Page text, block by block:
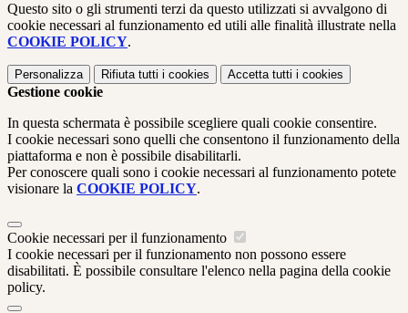
Questo sito o gli strumenti terzi da questo utilizzati si avvalgono di
cookie necessari al funzionamento ed utili alle finalità illustrate nella
COOKIE POLICY.
Personalizza Rifiuta tutti i cookies Accetta tutti i cookies
Gestione cookie
In questa schermata è possibile scegliere quali cookie consentire.
I cookie necessari sono quelli che consentono il funzionamento della
piattaforma e non è possibile disabilitarli.
Per conoscere quali sono i cookie necessari al funzionamento potete
visionare la COOKIE POLICY.
Cookie necessari per il funzionamento
I cookie necessari per il funzionamento non possono essere
disabilitati. È possibile consultare l'elenco nella pagina della cookie
policy.